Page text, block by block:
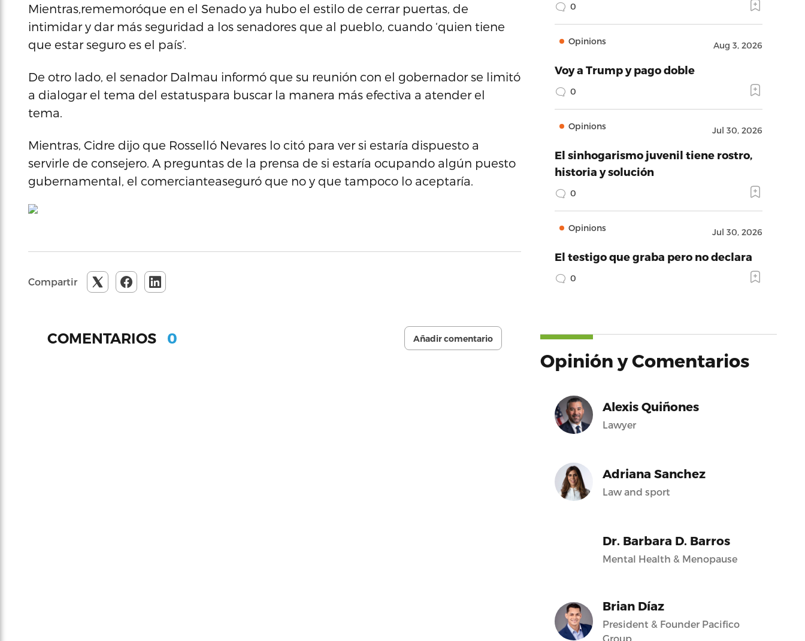
Mientras,rememoróque en el Senado ya hubo el estilo de cerrar puertas, de
intimidar y dar más seguridad a los senadores que al pueblo, cuando ‘quien tiene
que estar seguro es el país’.
De otro lado, el senador Dalmau informó que su reunión con el gobernador se limitó
a dialogar el tema del estatuspara buscar la manera más efectiva a atender el
tema.
Mientras, Cidre dijo que Rosselló Nevares lo citó para ver si estaría dispuesto a
servirle de consejero. A preguntas de la prensa de si estaría ocupando algún puesto
gubernamental, el comercianteaseguró que no y que tampoco lo aceptaría.
Compartir
COMENTARIOS 0 Añadir comentario
0
Opinions Aug 3, 2026
Voy a Trump y pago doble
0
Opinions Jul 30, 2026
El sinhogarismo juvenil tiene rostro,
historia y solución
0
Opinions Jul 30, 2026
El testigo que graba pero no declara
0
Opinión y Comentarios
Alexis Quiñones
Lawyer
Adriana Sanchez
Law and sport
Dr. Barbara D. Barros
Mental Health & Menopause
Brian Díaz
President & Founder Pacifico
Group